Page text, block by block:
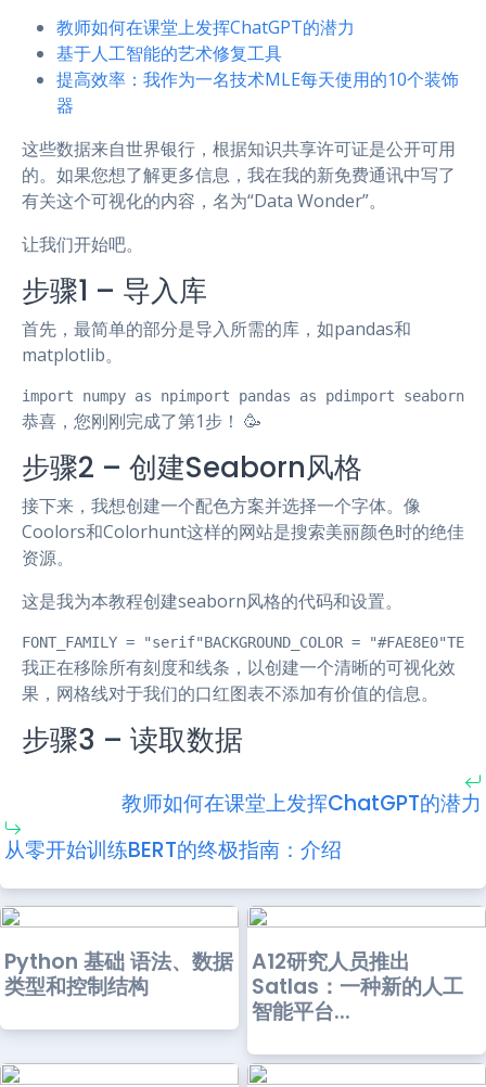
教师如何在课堂上发挥ChatGPT的潜力
基于人工智能的艺术修复工具
提高效率：我作为一名技术MLE每天使用的10个装饰
器
这些数据来自世界银行，根据知识共享许可证是公开可用
的。如果您想了解更多信息，我在我的新免费通讯中写了
有关这个可视化的内容，名为“Data Wonder”。
让我们开始吧。
步骤1 – 导入库
首先，最简单的部分是导入所需的库，如pandas和
matplotlib。
import numpy as npimport pandas as pdimport
恭喜，您刚刚完成了第1步！ 🥳
步骤2 – 创建Seaborn风格
接下来，我想创建一个配色方案并选择一个字体。像
Coolors和Colorhunt这样的网站是搜索美丽颜色时的绝佳
资源。
这是我为本教程创建seaborn风格的代码和设置。
FONT_FAMILY = "serif"BACKGROUND_COLOR =
我正在移除所有刻度和线条，以创建一个清晰的可视化效
果，网格线对于我们的口红图表不添加有价值的信息。
步骤3 – 读取数据
教师如何在课堂上发挥ChatGPT的潜力
从零开始训练BERT的终极指南：介绍
Python 基础 语法、数据
类型和控制结构
A12研究人员推出
Satlas：一种新的人工
智能平台...